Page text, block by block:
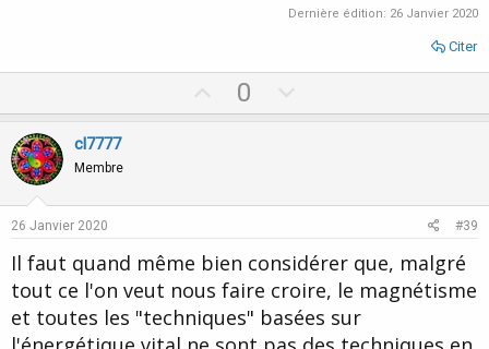
Dernière édition: 26 Janvier 2020
Citer
p
0
o
t
e
cl7777
Membre
26 Janvier 2020 #39
Il faut quand même bien considérer que, malgré
tout ce l'on veut nous faire croire, le magnétisme
et toutes les "techniques" basées sur